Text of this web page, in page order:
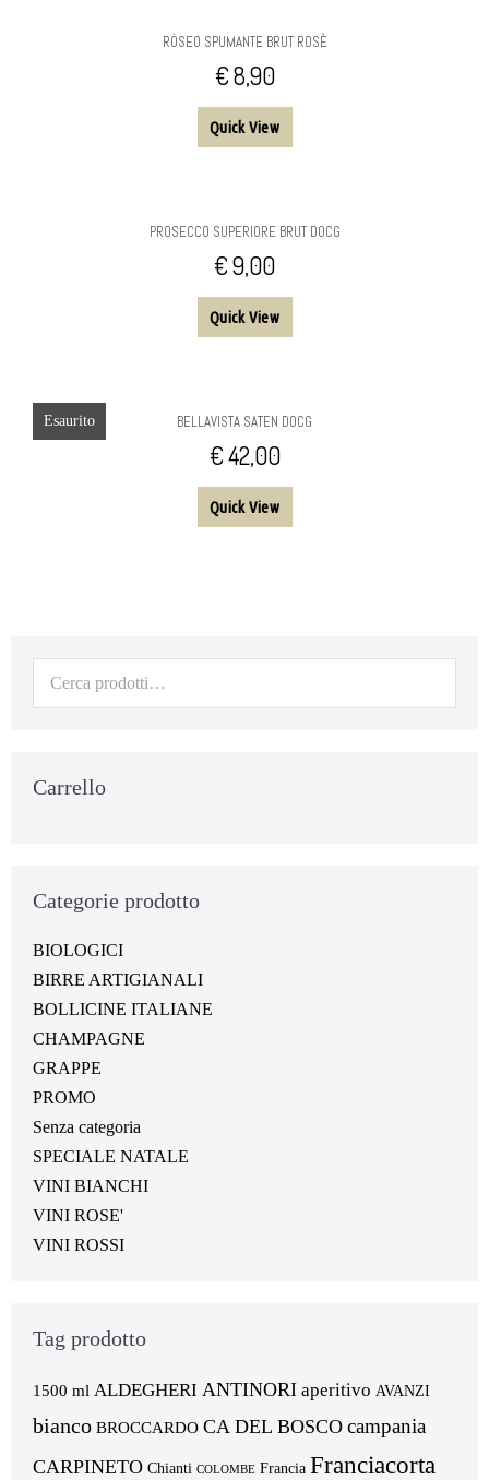
RÒSEO SPUMANTE BRUT ROSÈ
€8,90
Quick View
PROSECCO SUPERIORE BRUT DOCG
€9,00
Quick View
Esaurito BELLAVISTA SATEN DOCG
€42,00
Quick View
Carrello
Categorie prodotto
BIOLOGICI
BIRRE ARTIGIANALI
BOLLICINE ITALIANE
CHAMPAGNE
GRAPPE
PROMO
Senza categoria
SPECIALE NATALE
VINI BIANCHI
VINI ROSE'
VINI ROSSI
Tag prodotto
1500 ml ALDEGHERI ANTINORI aperitivo AVANZI
bianco BROCCARDO CA DEL BOSCO campania
CARPINETO Chianti COLOMBE Francia Franciacorta